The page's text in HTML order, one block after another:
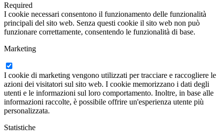
Required
I cookie necessari consentono il funzionamento delle funzionalità
principali del sito web. Senza questi cookie il sito web non può
funzionare correttamente, consentendo le funzionalità di base.
Marketing
I cookie di marketing vengono utilizzati per tracciare e raccogliere le
azioni dei visitatori sul sito web. I cookie memorizzano i dati degli
utenti e le informazioni sul loro comportamento. Inoltre, in base alle
informazioni raccolte, è possibile offrire un'esperienza utente più
personalizzata.
Statistiche